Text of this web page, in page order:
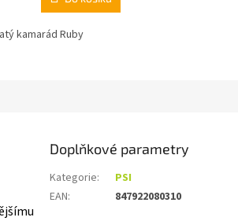
kamarád Ruby
Doplňkové parametry
Kategorie:
PSI
EAN: 847922080310